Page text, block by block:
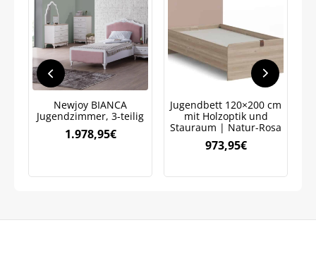
Newjoy BIANCA
Jugendzimmer, 3-teilig
1.978,95€
Jugendbett 120×200 cm
mit Holzoptik und
Stauraum | Natur-Rosa
973,95€
Weitere Informationen darüber, wie wir Ihre Daten für
Marketingkommunikation verarbeiten. Lesen Sie unsere
Datenschutzrichtlinie.